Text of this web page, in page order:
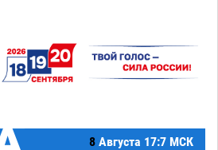
8 Августа 17:7 МСК